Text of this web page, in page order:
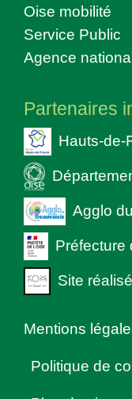
Oise mobilité
Service Public
Agence
Partenaires
Hauts-de-
Agglo
Préfecture
Site
Mentions
Politique de